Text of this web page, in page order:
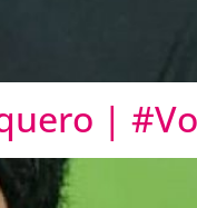
|